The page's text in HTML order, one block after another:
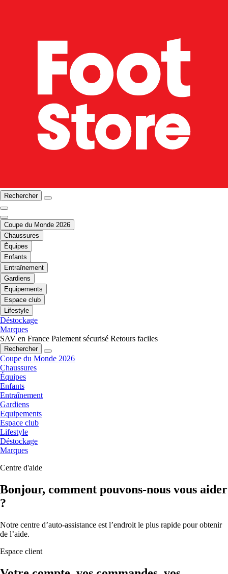
Rechercher
Coupe du Monde 2026
Chaussures
Équipes
Enfants
Entraînement
Gardiens
Equipements
Espace club
Lifestyle
Déstockage
Marques
SAV en France Paiement sécurisé Retours faciles
Rechercher
Coupe du Monde 2026
Chaussures
Équipes
Enfants
Entraînement
Gardiens
Equipements
Espace club
Lifestyle
Déstockage
Marques
Centre d'aide
Bonjour, comment pouvons-nous vous aider
?
Notre centre d’auto-assistance est l’endroit le plus rapide pour obtenir
de l’aide.
Espace client